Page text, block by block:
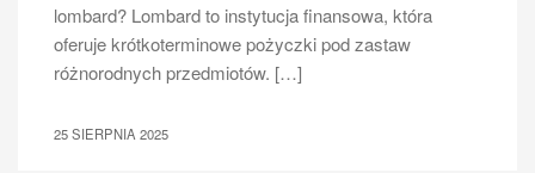
lombard? Lombard to instytucja finansowa, która
oferuje krótkoterminowe pożyczki pod zastaw
różnorodnych przedmiotów. […]
25 SIERPNIA 2025